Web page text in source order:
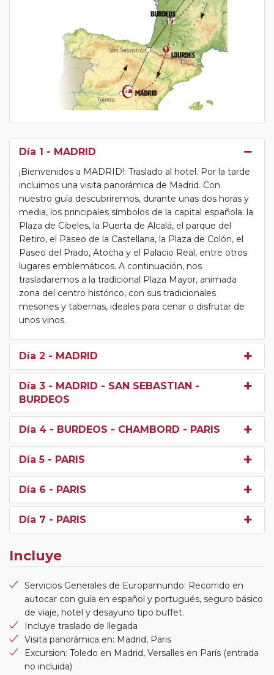
Día 1 - MADRID
¡Bienvenidos a MADRID!. Traslado al hotel. Por la tarde
incluimos una visita panorámica de Madrid. Con
nuestro guía descubriremos, durante unas dos horas y
media, los principales símbolos de la capital española: la
Plaza de Cibeles, la Puerta de Alcalá, el parque del
Retiro, el Paseo de la Castellana, la Plaza de Colón, el
Paseo del Prado, Atocha y el Palacio Real, entre otros
lugares emblemáticos. A continuación, nos
trasladaremos a la tradicional Plaza Mayor, animada
zona del centro histórico, con sus tradicionales
mesones y tabernas, ideales para cenar o disfrutar de
unos vinos.
Día 2 - MADRID
Día 3 - MADRID - SAN SEBASTIAN -
BURDEOS
Día 4 - BURDEOS - CHAMBORD - PARIS
Día 5 - PARIS
Día 6 - PARIS
Día 7 - PARIS
Incluye
Servicios Generales de Europamundo: Recorrido en
autocar con guía en español y portugués, seguro básico
de viaje, hotel y desayuno tipo buffet.
Incluye traslado de llegada
Visita panorámica en: Madrid, Paris
Excursion: Toledo en Madrid, Versalles en París (entrada
no incluida)